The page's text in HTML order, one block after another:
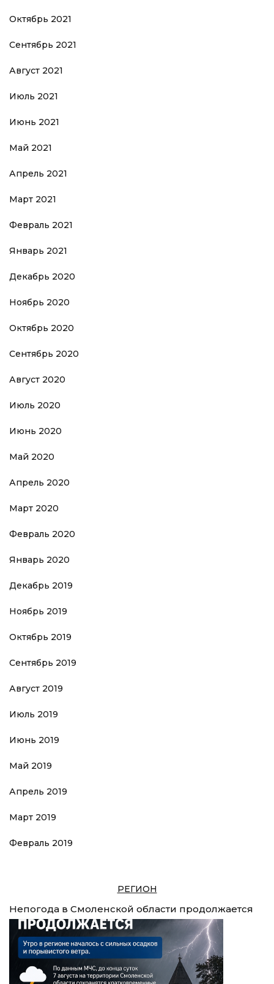
Октябрь 2021
Сентябрь 2021
Август 2021
Июль 2021
Июнь 2021
Май 2021
Апрель 2021
Март 2021
Февраль 2021
Январь 2021
Декабрь 2020
Ноябрь 2020
Октябрь 2020
Сентябрь 2020
Август 2020
Июль 2020
Июнь 2020
Май 2020
Апрель 2020
Март 2020
Февраль 2020
Январь 2020
Декабрь 2019
Ноябрь 2019
Октябрь 2019
Сентябрь 2019
Август 2019
Июль 2019
Июнь 2019
Май 2019
Апрель 2019
Март 2019
Февраль 2019
РЕГИОН
Непогода в Смоленской области продолжается